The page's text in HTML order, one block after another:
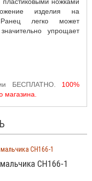
изделия на
Ранец легко может
упрощает
БЕСПЛАТНО. 100%
магазина.
CH166-1